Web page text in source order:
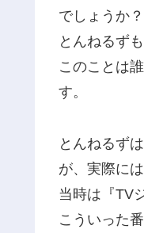
でしょうか？
とんねるず
このことは
す。
とんねるず
が、実際に
当時は『TV
こういった